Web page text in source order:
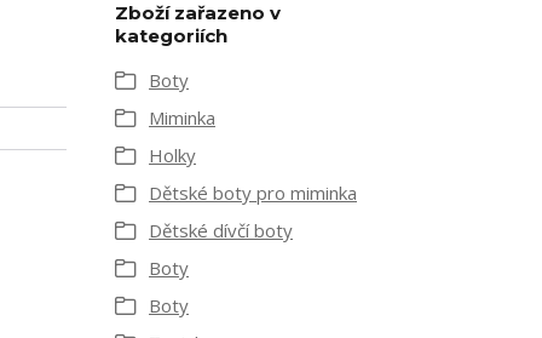
Zboží zařazeno v
kategoriích
Boty
Miminka
Holky
Dětské boty pro miminka
Dětské dívčí boty
Boty
Boty